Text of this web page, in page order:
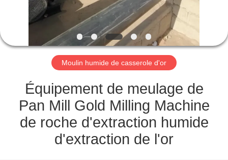
CONTRÔLE
DE
QUALITÉ
CONTACTEZ-
NOUS
DEMANDEZ
Moulin humide de casserole d'or
Équipement de meulage de
Pan Mill Gold Milling Machine
de roche d'extraction humide
d'extraction de l'or